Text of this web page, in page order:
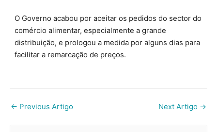
O Governo acabou por aceitar os pedidos do sector do
comércio alimentar, especialmente a grande
distribuição, e prologou a medida por alguns dias para
facilitar a remarcação de preços.
← Previous Artigo Next Artigo →